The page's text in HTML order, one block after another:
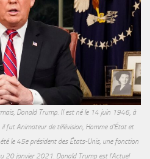
Donald Trump. Il est né le 14 juin 1946, à
fut Animateur de télévision, Homme d'État et
le 45e président des États-Unis, une fonction
20 janvier 2021. Donald Trump est l'Actuel